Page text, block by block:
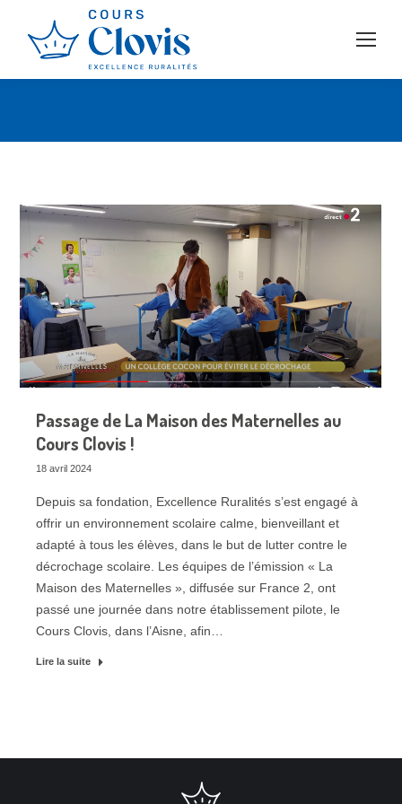
Passage de La Maison des Maternelles au
Cours Clovis !
18 avril 2024
Depuis sa fondation, Excellence Ruralités s’est engagé à
offrir un environnement scolaire calme, bienveillant et
adapté à tous les élèves, dans le but de lutter contre le
décrochage scolaire. Les équipes de l’émission « La
Maison des Maternelles », diffusée sur France 2, ont
passé une journée dans notre établissement pilote, le
Cours Clovis, dans l’Aisne, afin…
Lire la suite